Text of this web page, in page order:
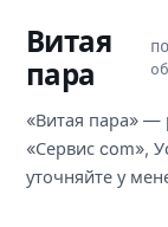
Витая
пара
«Витая пара» —
«Сервис com»,
уточняйте у